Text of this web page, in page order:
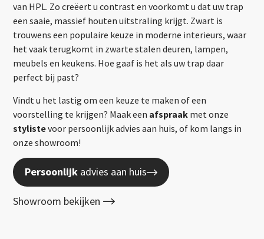
van HPL. Zo creëert u contrast en voorkomt u dat uw trap
een saaie, massief houten uitstraling krijgt. Zwart is
trouwens een populaire keuze in moderne interieurs, waar
het vaak terugkomt in zwarte stalen deuren, lampen,
meubels en keukens. Hoe gaaf is het als uw trap daar
perfect bij past?
Vindt u het lastig om een keuze te maken of een
voorstelling te krijgen? Maak een afspraak met onze
stylistevoor persoonlijk advies aan huis, of kom langs in
onze showroom!
Persoonlijk advies aan huis
Showroom bekijken